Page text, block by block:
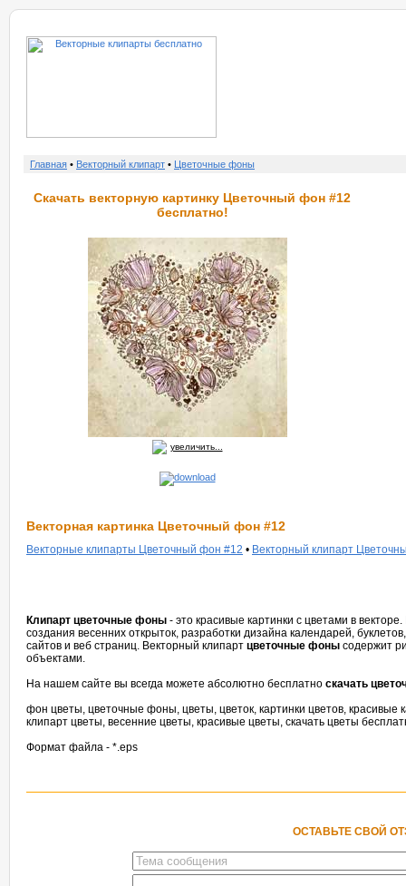
Главная • Векторный клипарт • Цветочные фоны
Скачать векторную картинку Цветочный фон #12
бесплатно!
увеличить...
Векторная картинка Цветочный фон #12
Векторные клипарты Цветочный фон #12 • Векторный клипарт
Клипарт цветочные фоны - это красивые картинки с цветами в
создания весенних открыток, разработки дизайна календарей,
сайтов и веб страниц. Векторный клипарт цветочные фоны содержит
объектами.
На нашем сайте вы всегда можете абсолютно бесплатно скачать
фон цветы, цветочные фоны, цветы, цветок, картинки цветов, красивые
клипарт цветы, весенние цветы, красивые цветы, скачать цветы
Формат файла - *.eps
ОСТАВЬТЕ СВОЙ